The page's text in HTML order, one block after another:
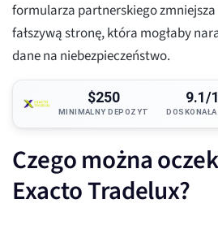
formularza partnerskiego
fałszywą stronę, która mogłaby
dane na niebezpieczeństwo.
$250
MINIMALNY DEPOZYT
9.1/
DOSKONAŁA
Czego można
Exacto Tradelux?